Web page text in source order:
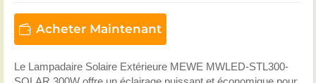
Acheter Maintenant
Le Lampadaire Solaire Extérieure MEWE MWLED-STL300-